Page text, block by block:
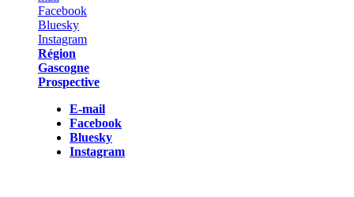
Région
Gascogne
Prospective
E-mail
Facebook
Bluesky
Instagram